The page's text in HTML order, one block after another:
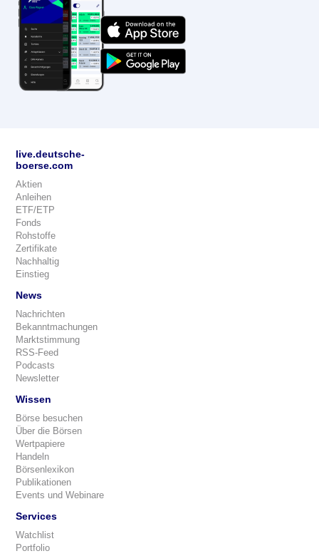
live.deutsche-
boerse.com
Aktien
Anleihen
ETF/ETP
Fonds
Rohstoffe
Zertifikate
Nachhaltig
Einstieg
News
Nachrichten
Bekanntmachungen
Marktstimmung
RSS-Feed
Podcasts
Newsletter
Wissen
Börse besuchen
Über die Börsen
Wertpapiere
Handeln
Börsenlexikon
Publikationen
Events und Webinare
Services
Watchlist
Portfolio